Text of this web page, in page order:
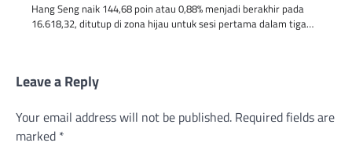
Hang Seng naik 144,68 poin atau 0,88% menjadi berakhir pada
16.618,32, ditutup di zona hijau untuk sesi pertama dalam tiga…
Leave a Reply
Your email address will not be published. Required fields are
marked *